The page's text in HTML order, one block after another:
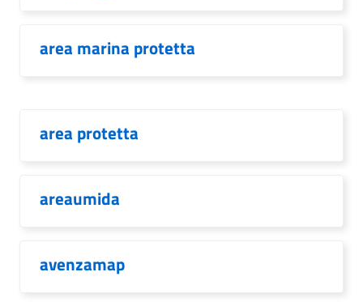
area marina protetta
area protetta
areaumida
avenzamap